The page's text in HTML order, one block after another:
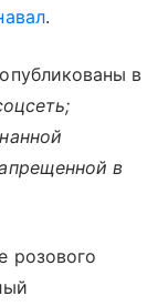
.
в
в
розового